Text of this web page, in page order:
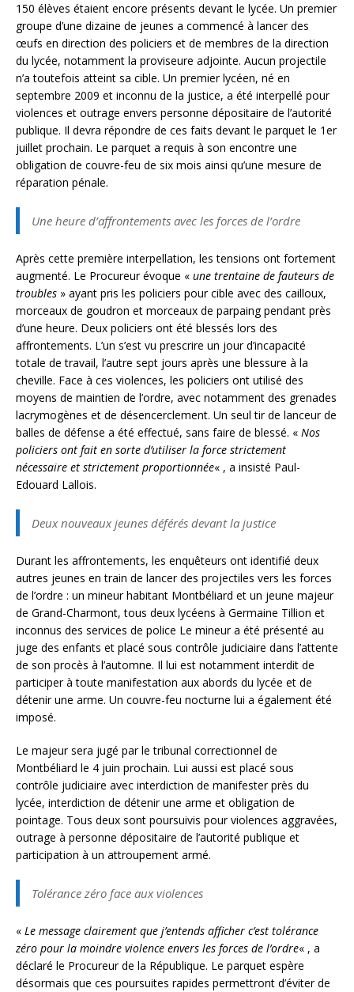
150 élèves étaient encore présents devant le lycée. Un premier
groupe d’une dizaine de jeunes a commencé à lancer des
œufs en direction des policiers et de membres de la direction
du lycée, notamment la proviseure adjointe. Aucun projectile
n’a toutefois atteint sa cible. Un premier lycéen, né en
septembre 2009 et inconnu de la justice, a été interpellé pour
violences et outrage envers personne dépositaire de l’autorité
publique. Il devra répondre de ces faits devant le parquet le 1er
juillet prochain. Le parquet a requis à son encontre une
obligation de couvre-feu de six mois ainsi qu’une mesure de
réparation pénale.
Une heure d’affrontements avec les forces de l’ordre
Après cette première interpellation, les tensions ont fortement
augmenté. Le Procureur évoque « une trentaine de fauteurs de
troubles » ayant pris les policiers pour cible avec des cailloux,
morceaux de goudron et morceaux de parpaing pendant près
d’une heure. Deux policiers ont été blessés lors des
affrontements. L’un s’est vu prescrire un jour d’incapacité
totale de travail, l’autre sept jours après une blessure à la
cheville. Face à ces violences, les policiers ont utilisé des
moyens de maintien de l’ordre, avec notamment des grenades
lacrymogènes et de désencerclement. Un seul tir de lanceur de
balles de défense a été effectué, sans faire de blessé. « Nos
policiers ont fait en sorte d’utiliser la force strictement
nécessaire et strictement proportionnée« , a insisté Paul-
Edouard Lallois.
Deux nouveaux jeunes déférés devant la justice
Durant les affrontements, les enquêteurs ont identifié deux
autres jeunes en train de lancer des projectiles vers les forces
de l’ordre : un mineur habitant Montbéliard et un jeune majeur
de Grand-Charmont, tous deux lycéens à Germaine Tillion et
inconnus des services de police Le mineur a été présenté au
juge des enfants et placé sous contrôle judiciaire dans l’attente
de son procès à l’automne. Il lui est notamment interdit de
participer à toute manifestation aux abords du lycée et de
détenir une arme. Un couvre-feu nocturne lui a également été
imposé.
Le majeur sera jugé par le tribunal correctionnel de
Montbéliard le 4 juin prochain. Lui aussi est placé sous
contrôle judiciaire avec interdiction de manifester près du
lycée, interdiction de détenir une arme et obligation de
pointage. Tous deux sont poursuivis pour violences aggravées,
outrage à personne dépositaire de l’autorité publique et
participation à un attroupement armé.
Tolérance zéro face aux violences
« Le message clairement que j’entends afficher c’est tolérance
zéro pour la moindre violence envers les forces de l’ordre« , a
déclaré le Procureur de la République. Le parquet espère
désormais que ces poursuites rapides permettront d’éviter de